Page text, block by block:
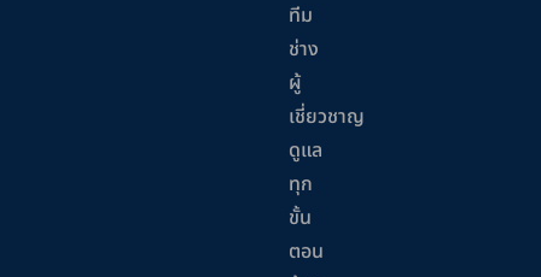
ทีม
ช่าง
ผู้
เชี่ยวชาญ
ดูแล
ทุก
ขั้น
ตอน